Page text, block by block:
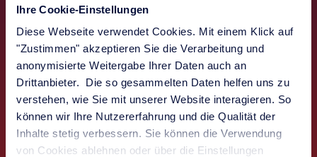
Ihre Cookie-Einstellungen
Diese Webseite verwendet Cookies. Mit einem Klick auf
"Zustimmen" akzeptieren Sie die Verarbeitung und
anonymisierte Weitergabe Ihrer Daten auch an
Drittanbieter. Die so gesammelten Daten helfen uns zu
verstehen, wie Sie mit unserer Website interagieren. So
können wir Ihre Nutzererfahrung und die Qualität der
Inhalte stetig verbessern. Sie können die Verwendung
von Cookies ablehnen oder über die Einstellungen
Netzwerk- und
Verkabelungsmanagement
Sie dokumentieren aktive und passive
Netzwerkelemente inklusive Verkabelung,
Portbelegung, IP-Adressen und Konfigurationen
zentral und nachvollziehbar.
Use-Case ansehen